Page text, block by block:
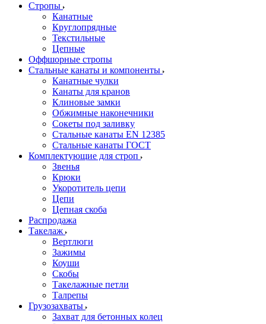
Стропы
Канатные
Круглопрядные
Текстильные
Цепные
Оффшорные стропы
Стальные канаты и компоненты
Канатные чулки
Канаты для кранов
Клиновые замки
Обжимные наконечники
Сокеты под заливку
Стальные канаты EN 12385
Стальные канаты ГОСТ
Комплектующие для строп
Звенья
Крюки
Укоротитель цепи
Цепи
Цепная скоба
Распродажа
Такелаж
Вертлюги
Зажимы
Коуши
Скобы
Такелажные петли
Талрепы
Грузозахваты
Захват для бетонных колец